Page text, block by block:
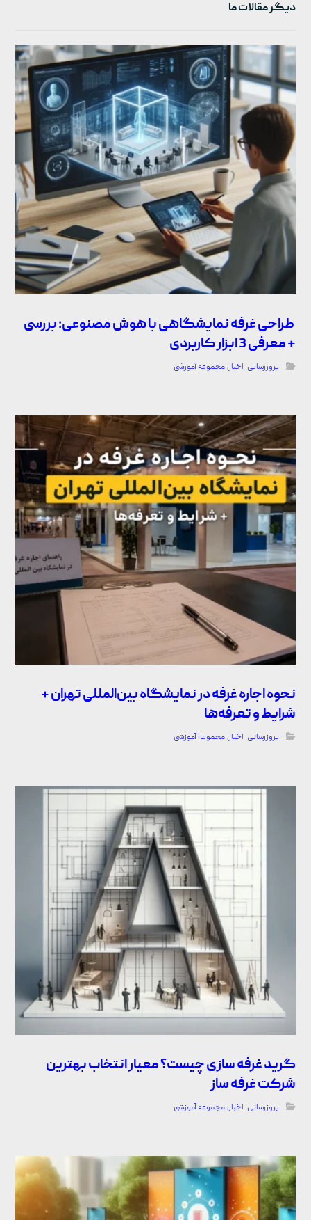
دیگر مقالات ما
طراحی غرفه نمایشگاهی با هوش مصنوعی: بررسی
+ معرفی 3 ابزار کاربردی
بروزرسانی, اخبار,مجموعه آموزشی
نحوه اجاره غرفه در نمایشگاه بین‌المللی تهران +
شرایط و تعرفه‌ها
بروزرسانی, اخبار,مجموعه آموزشی
گرید غرفه سازی چیست؟ معیار انتخاب بهترین
شرکت غرفه ساز
بروزرسانی, اخبار,مجموعه آموزشی